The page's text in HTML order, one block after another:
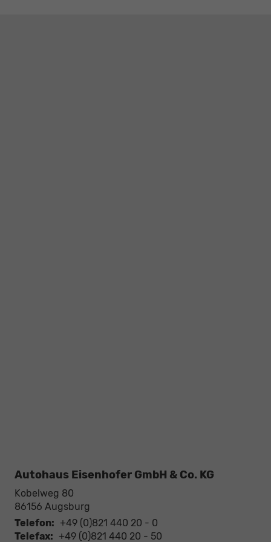
Autohaus Eisenhofer GmbH & Co. KG
Kobelweg 80
86156 Augsburg
Telefon: +49 (0)821 440 20 - 0
Telefax: +49 (0)821 440 20 - 50